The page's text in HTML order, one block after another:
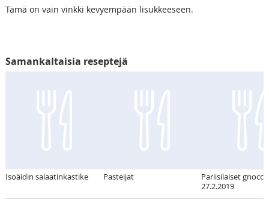
Tämä on vain vinkki kevyempään lisukkeeseen.
Samankaltaisia reseptejä
Isoäidin salaatinkastike Pasteijat
Pariisilaiset
27.2.2019